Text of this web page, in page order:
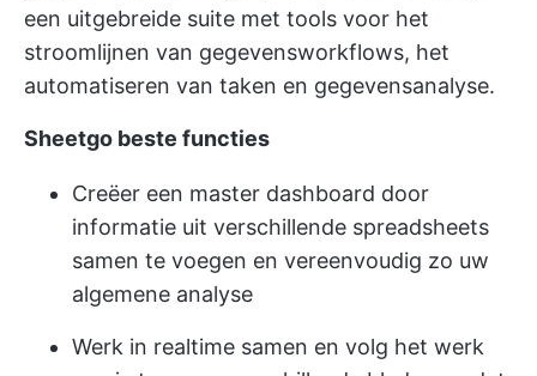
een uitgebreide suite met tools voor het
stroomlijnen van gegevensworkflows, het
automatiseren van taken en gegevensanalyse.
Sheetgo beste functies
Creëer een master dashboard door
informatie uit verschillende spreadsheets
samen te voegen en vereenvoudig zo uw
algemene analyse
Werk in realtime samen en volg het werk